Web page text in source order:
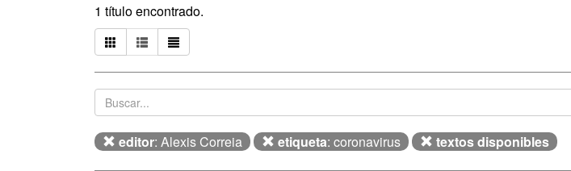
1 título encontrado.
editor: Alexis Correia etiqueta: coronavirus textos disponibles